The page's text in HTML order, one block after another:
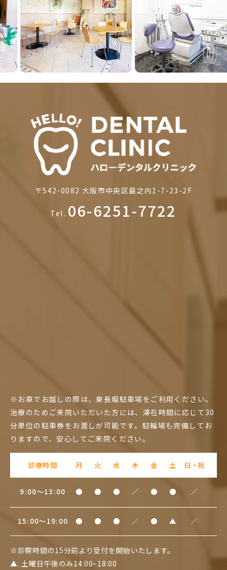
〒542-0082 大阪市中央区島之内1-7-23-2F
Tel. 06-6251-7722
※お車でお越しの際は、東長堀駐車場をご利用ください。
治療のためご来院いただいた方には、滞在時間に応じて30
分単位の駐車券をお渡しが可能です。駐輪場も完備してお
りますので、安心してご来院ください。
診療時間 月 火 水 木 金 土 日・祝
9:00～13:00 ● ● ● ／ ● ● ／
15:00～19:00 ● ● ● ／ ● ▲ ／
※診察時間の15分前より受付を開始いたします。
▲: 土曜日午後のみ14:00~18:00